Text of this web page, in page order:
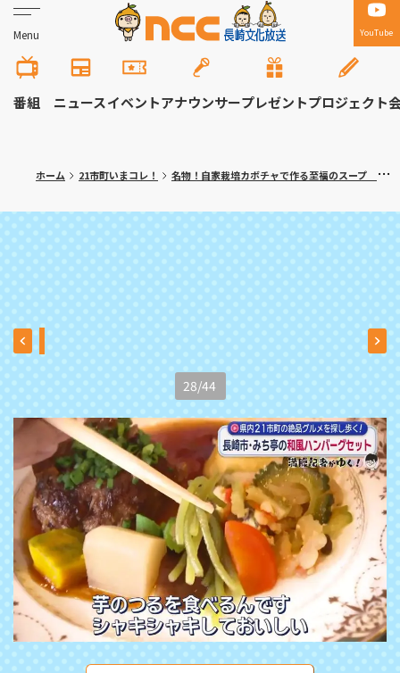
Menu YouTube
番組 ニュースイベントアナウンサープレゼントプロジェクト
ホーム 21市町いまコレ！ 名物！自家栽培カボチャで作る至福のスープ 長崎市「みち亭」満腹記者㉓
28/44